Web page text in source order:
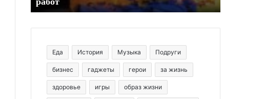
работ
Еда История Музыка Подруги
бизнес гаджеты герои за жизнь
здоровье игры образ жизни